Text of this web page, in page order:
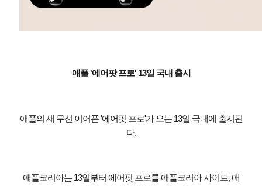
애플 '에어팟 프로' 13일 국내 출시
애플의 새 무선 이어폰 '에어팟 프로'가 오는 13일 국내에 출시된
다.
애플코리아는 13일부터 에어팟 프로를 애플코리아 사이트, 애